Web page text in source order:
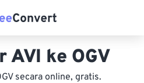
ke OGV
secara online, gratis.